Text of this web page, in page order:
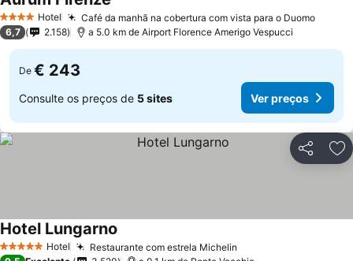
4 EstrelasHotel Café da manhã na cobertura com vista para o DuomoVer
6,7 2.158 a 5.0 km de Airport Florence Amerigo Vespucci
De € 243
Consulte os preços de 5 sites Ver preços
Partilhar
5 Estrelas Hotel Restaurante com estrela Michelin
Hotel Lungarno